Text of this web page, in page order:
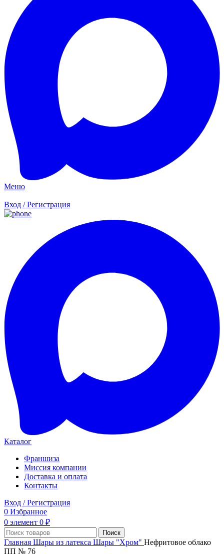
Меню
Вход / Регистрация
Каталог
Франшиза
Миссия компании
Доставка и оплата
Контакты
Вход / Регистрация
0 Избранное
0 элемент 0 ₽
Поиск
Главная Шары из латекса Шары "Хром" Нефритовое облако
ПП № 76